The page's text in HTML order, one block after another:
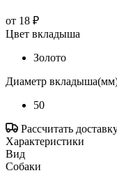
от 18 ₽
Цвет вкладыша
Золото
Диаметр
50
Рассчитать
Характеристики
Вид
Собаки